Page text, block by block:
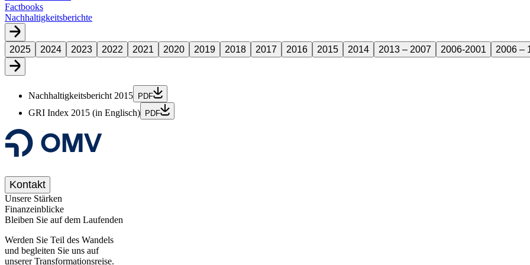
Factbooks
Nachhaltigkeitsberichte
2025 2024 2023 2022 2021 2020 2019 2018 2017 2016 2015 2014 2013 – 2007 2006-2001 2006 –
Nachhaltigkeitsbericht 2015 PDF
GRI Index 2015 (in Englisch) PDF
Kontakt
Unsere Stärken
Finanzeinblicke
Bleiben Sie auf dem Laufenden
Werden Sie Teil des Wandels
und begleiten Sie uns auf
unserer Transformationsreise.